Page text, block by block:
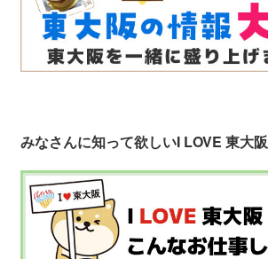
みなさんに知って欲しいI LOVE 東大阪